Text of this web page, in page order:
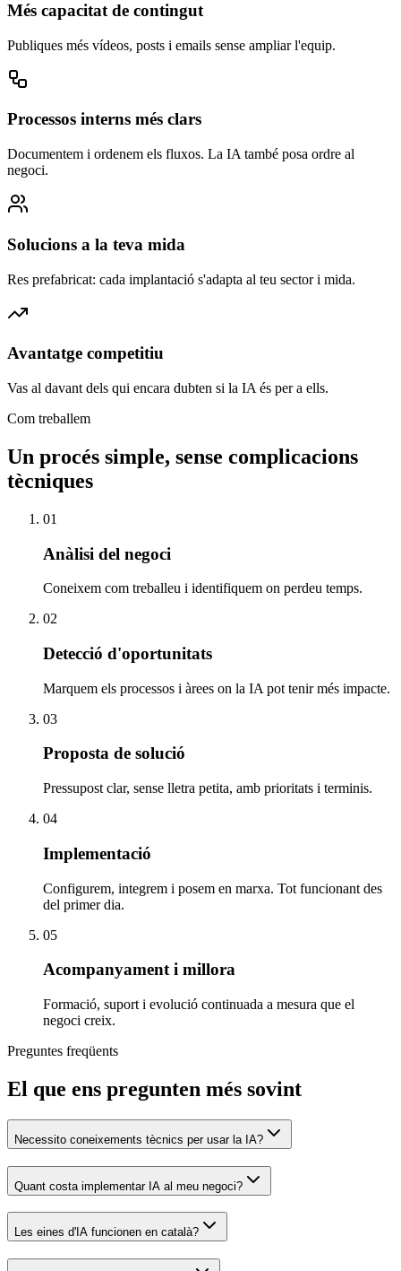
Més capacitat de contingut
Publiques més vídeos, posts i emails sense ampliar l'equip.
Processos interns més clars
Documentem i ordenem els fluxos. La IA també posa ordre al
negoci.
Solucions a la teva mida
Res prefabricat: cada implantació s'adapta al teu sector i mida.
Avantatge competitiu
Vas al davant dels qui encara dubten si la IA és per a ells.
Com treballem
Un procés simple, sense complicacions
tècniques
01
Anàlisi del negoci
Coneixem com treballeu i identifiquem on perdeu temps.
02
Detecció d'oportunitats
Marquem els processos i àrees on la IA pot tenir més impacte.
03
Proposta de solució
Pressupost clar, sense lletra petita, amb prioritats i terminis.
04
Implementació
Configurem, integrem i posem en marxa. Tot funcionant des
del primer dia.
05
Acompanyament i millora
Formació, suport i evolució continuada a mesura que el
negoci creix.
Preguntes freqüents
El que ens pregunten més sovint
Necessito coneixements tècnics per usar la IA?
Quant costa implementar IA al meu negoci?
Les eines d'IA funcionen en català?